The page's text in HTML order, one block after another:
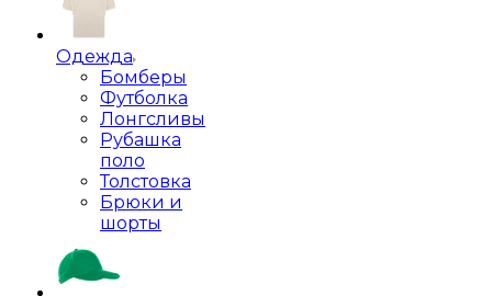
Одежда
Бомберы
Футболка
Лонгсливы
Рубашка
поло
Толстовка
Брюки и
шорты